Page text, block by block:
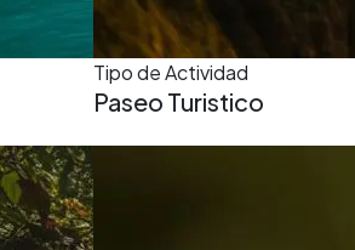
Tipo de Actividad
Paseo Turistico